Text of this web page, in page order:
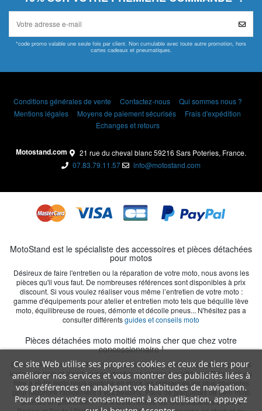
*code promo valable une seule fois par client. Non cumulable avec toute autre promotion, hors
cartes cadeaux et pneumatiques.
Conditions générales de vente Contactez-nous
Qui sommes nous ?
Mentions légales
Moyens de paiement sécurisés
Frais d'expédition
Echanges et retours
Motostand.com
21 rue du cheval blanc 59216 Sars Poteries, France.
07.83.79.11.57
info@motostand.com
Ce site Web utilise ses propres cookies et ceux de tiers pour
améliorer nos services et vous montrer des publicités liées à
vos préférences en analysant vos habitudes de navigation.
Pour donner votre consentement à son utilisation, appuyez
MotoStand est le spécialiste des accessoires et pièces détachées
pour motos
Désireux de faire l'entretien ou la réparation de votre moto, nous avons les
pièces qu'il vous faut. De nombreuses références sont disponibles à prix
discount. Si vous voulez réaliser vous même l’entretien de votre moto :
gamme d'équipements pour atelier et entretien moto tels que béquille lève
moto, équilibreuse de roues, démonte et décolle pneus... N'hésitez pas a
consulter différentsguides et conseils moto
Pièces détachées moto moitié moins cher que chez votre
concessionnaire !
En cas de casse ou chute, les éléments d'origine sont remplaçables par nos
leviers de frein et d'embrayage identiques origine à moitié prix. Filtre à air ou
filtre à Huile moto nous gardons en stock les références les plus courantes
pour répondre rapidement à vos besoins. Paire de plaquettes de frein moto
Brembo en promotion : - 15% toute l'année sur les plaquettes Brembo